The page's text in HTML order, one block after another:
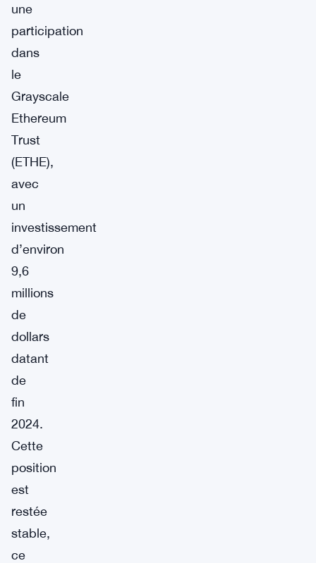
une
participation
dans
le
Grayscale
Ethereum
Trust
(ETHE),
avec
un
investissement
d’environ
9,6
millions
de
dollars
datant
de
fin
2024.
Cette
position
est
restée
stable,
ce